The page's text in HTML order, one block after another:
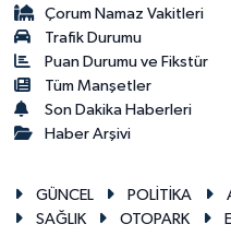
Çorum Namaz Vakitleri
Trafik Durumu
Puan Durumu ve Fikstür
Tüm Manşetler
Son Dakika Haberleri
Haber Arşivi
GÜNCEL POLİTİKA
SAĞLIK
OTOPARK